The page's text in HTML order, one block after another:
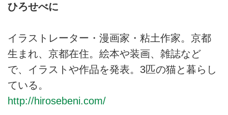
ひろせべに
イラストレーター・漫画家・粘土作家。京都
生まれ、京都在住。絵本や装画、雑誌など
で、イラストや作品を発表。3匹の猫と暮らし
ている。
http://hirosebeni.com/